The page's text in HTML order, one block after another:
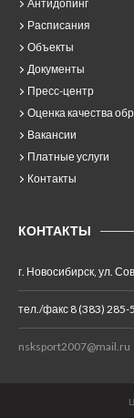
Антидопинг
Расписания
Объекты
Документы
Пресс-центр
Оценка качества
Вакансии
Платные услуги
Контакты
КОНТАКТЫ
г. Новосибирск, ул.
тел./факс 8 (383) 285-
nsksport2007@mail.ru